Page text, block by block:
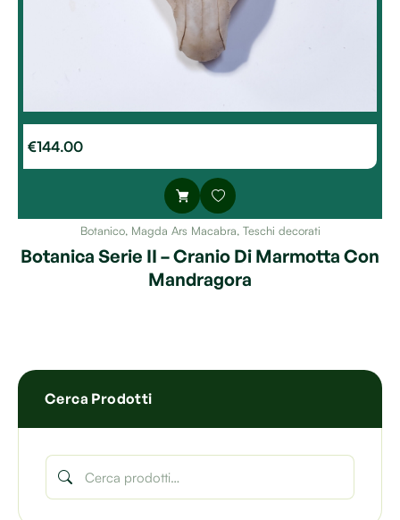
Cerca Prodotti
€144.00
Botanico, Magda Ars Macabra, Teschi decorati
Botanica Serie II – Cranio Di Marmotta Con
Mandragora